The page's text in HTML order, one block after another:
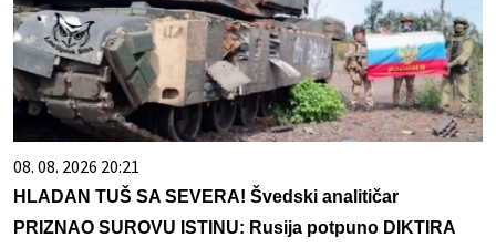
08. 08. 2026 20:21
HLADAN TUŠ SA SEVERA! Švedski analitičar
PRIZNAO SUROVU ISTINU: Rusija potpuno DIKTIRA